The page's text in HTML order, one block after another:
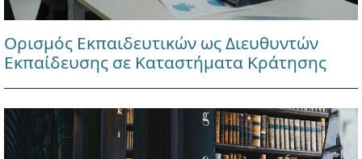
Ορισμός Εκπαιδευτικών ως Διευθυντών
Εκπαίδευσης σε Καταστήματα Κράτησης